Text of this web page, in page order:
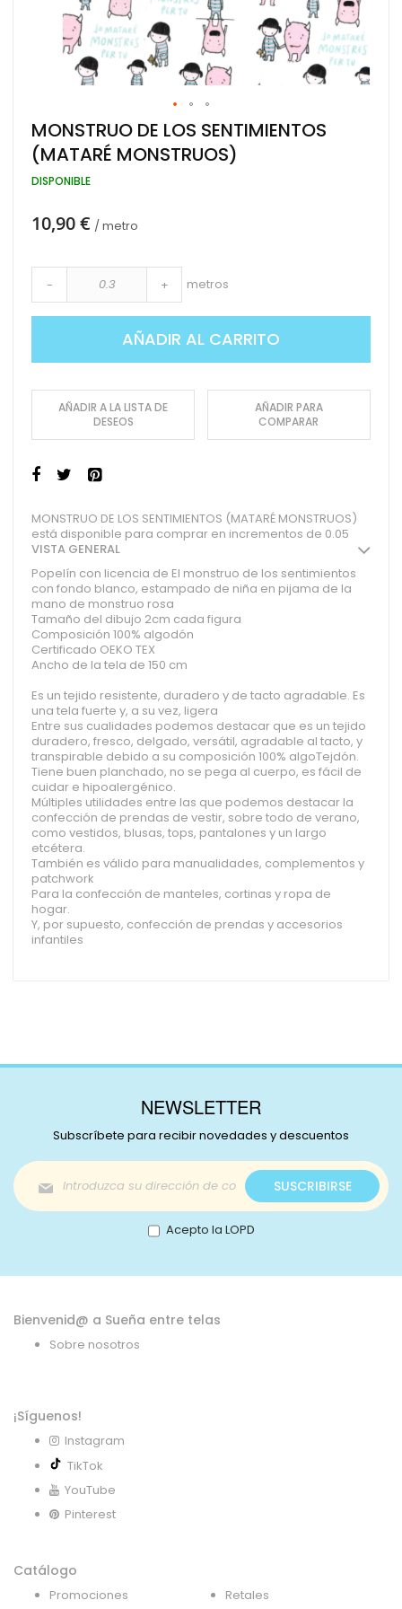
Saltar
al
comienzo
la
de
imágenes
MONSTRUO DE LOS SENTIMIENTOS
(MATARÉ MONSTRUOS)
DISPONIBLE
10,90 € / metro
- + metros
AÑADIR AL CARRITO
AÑADIR A LA LISTA DE
DESEOS
AÑADIR PARA
COMPARAR
MONSTRUO DE LOS SENTIMIENTOS (MATARÉ MONSTRUOS)
está disponible para comprar en incrementos de 0.05
VISTA GENERAL
Popelín con licencia de El monstruo de los sentimientos
con fondo blanco, estampado de niña en pijama de la
mano de monstruo rosa
Tamaño del dibujo 2cm cada figura
Composición 100% algodón
Certificado OEKO TEX
Ancho de la tela de 150 cm
Es un tejido resistente, duradero y de tacto agradable. Es
una tela fuerte y, a su vez, ligera
Entre sus cualidades podemos destacar que es un tejido
duradero, fresco, delgado, versátil, agradable al tacto, y
transpirable debido a su composición 100% algoTejdón.
Tiene buen planchado, no se pega al cuerpo, es fácil de
cuidar e hipoalergénico.
Múltiples utilidades entre las que podemos destacar la
confección de prendas de vestir, sobre todo de verano,
como vestidos, blusas, tops, pantalones y un largo
etcétera.
También es válido para manualidades, complementos y
patchwork
Para la confección de manteles, cortinas y ropa de
hogar.
Y, por supuesto, confección de prendas y accesorios
infantiles
NEWSLETTER
Subscríbete para recibir novedades y descuentos
Inscríbase
a
nuestro
boletín
de
SUSCRIBIRSE
Acepto la LOPD
Bienvenid@ a Sueña entre telas
Sobre nosotros
¡Síguenos!
Instagram
TikTok
YouTube
Pinterest
Catálogo
Promociones Retales